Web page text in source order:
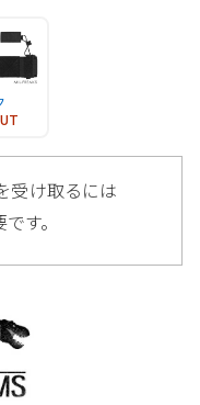
受け取るには
す。